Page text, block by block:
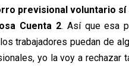
previsional voluntario
Cuenta 2. Así que esa
trabajadores puedan de
yo la voy a rechazar